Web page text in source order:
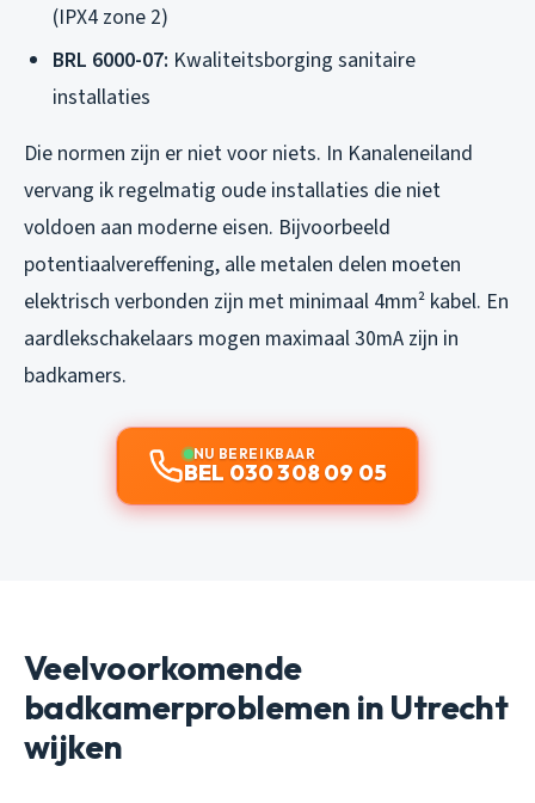
(IPX4 zone 2)
BRL 6000-07: Kwaliteitsborging sanitaire
installaties
Die normen zijn er niet voor niets. In Kanaleneiland
vervang ik regelmatig oude installaties die niet
voldoen aan moderne eisen. Bijvoorbeeld
potentiaalvereffening, alle metalen delen moeten
elektrisch verbonden zijn met minimaal 4mm² kabel. En
aardlekschakelaars mogen maximaal 30mA zijn in
badkamers.
NU BEREIKBAAR
BEL 030 308 09 05
Veelvoorkomende
badkamerproblemen in Utrecht
wijken